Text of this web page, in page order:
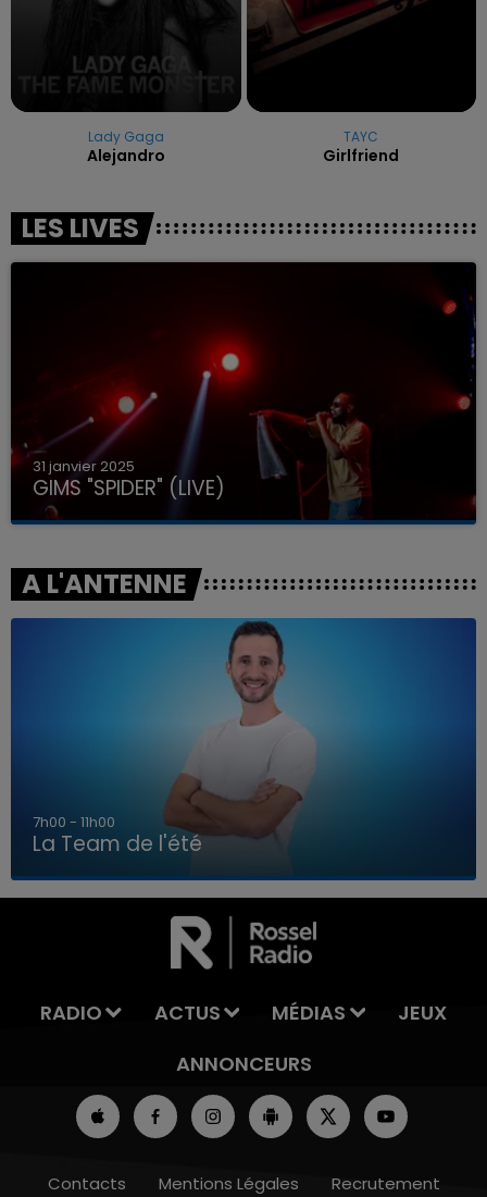
LA TEAM DE L'ÉTÉ
Lady Gaga
Alejandro
TAYC
Girlfriend
LES LIVES
31 janvier 2025
GIMS "SPIDER" (LIVE)
A L'ANTENNE
7h00 - 11h00
La Team de l'été
RADIO ACTUS MÉDIAS
JEUX
ANNONCEURS
Contacts Mentions Légales Recrutement